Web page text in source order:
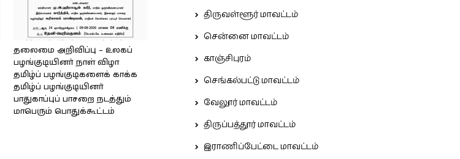
தலைமை அறிவிப்பு – உலகப்
பழங்குடியினர் நாள் விழா
தமிழ்ப் பழங்குடிகளைக் காக்க
தமிழ்ப் பழங்குடியினர்
பாதுகாப்புப் பாசறை நடத்தும்
மாபெரும் பொதுக்கூட்டம்
திருவள்ளூர் மாவட்டம்
சென்னை மாவட்டம்
காஞ்சிபுரம்
செங்கல்பட்டு மாவட்டம்
வேலூர் மாவட்டம்
திருப்பத்தூர் மாவட்டம்
இராணிப்பேட்டை மாவட்டம்